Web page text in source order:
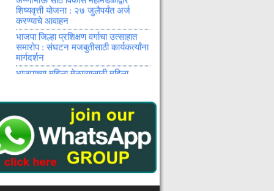
अण्णाभाऊ साठे विकास महामंडळाद्वारे
शिष्यवृत्ती योजना : २७ जुलैपर्यंत अर्ज
करण्याचे आवाहन
भाजपा जिल्हा प्रशिक्षण वर्गाचा उत्साहात
समारोप : संघटन मजबुतीसाठी कार्यकर्त्यांना
मार्गदर्शन
पेपरफुटी आणि लाठीहल्ल्याच्या निषेधार्थ
भंडाऱ्यात युवकांचा विराट मोर्चा
यंदा शिवनेरी किल्ल्यावर होणार हिंदवी
स्वराज्य महोत्सव : पर्यटन मंत्री गिरीश
महाजन
माजी जि.प. अध्यक्ष अजय कंकडालवार
यांच्या हस्ते नवीन वर्ग खोलीचे लोकार्पण